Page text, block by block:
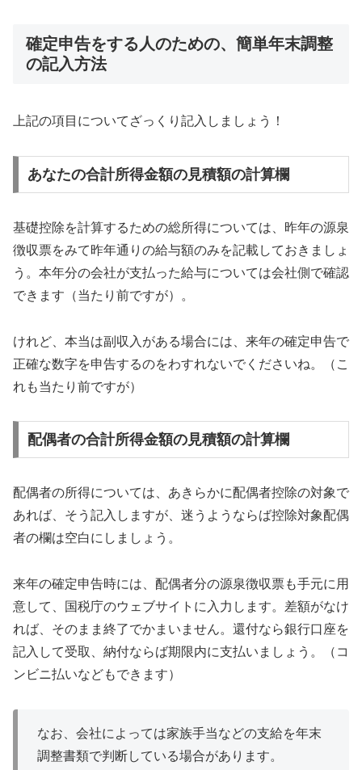
確定申告をする人のための、簡単年末調整
の記入方法
上記の項目についてざっくり記入しましょう！
あなたの合計所得金額の見積額の計算欄
基礎控除を計算するための総所得については、昨年の源泉
徴収票をみて昨年通りの給与額のみを記載しておきましょ
う。本年分の会社が支払った給与については会社側で確認
できます（当たり前ですが）。
けれど、本当は副収入がある場合には、来年の確定申告で
正確な数字を申告するのをわすれないでくださいね。（こ
れも当たり前ですが）
配偶者の合計所得金額の見積額の計算欄
配偶者の所得については、あきらかに配偶者控除の対象で
あれば、そう記入しますが、迷うようならば控除対象配偶
者の欄は空白にしましょう。
来年の確定申告時には、配偶者分の源泉徴収票も手元に用
意して、国税庁のウェブサイトに入力します。差額がなけ
れば、そのまま終了でかまいません。還付なら銀行口座を
記入して受取、納付ならば期限内に支払いましょう。（コ
ンビニ払いなどもできます）
なお、会社によっては家族手当などの支給を年末
調整書類で判断している場合があります。